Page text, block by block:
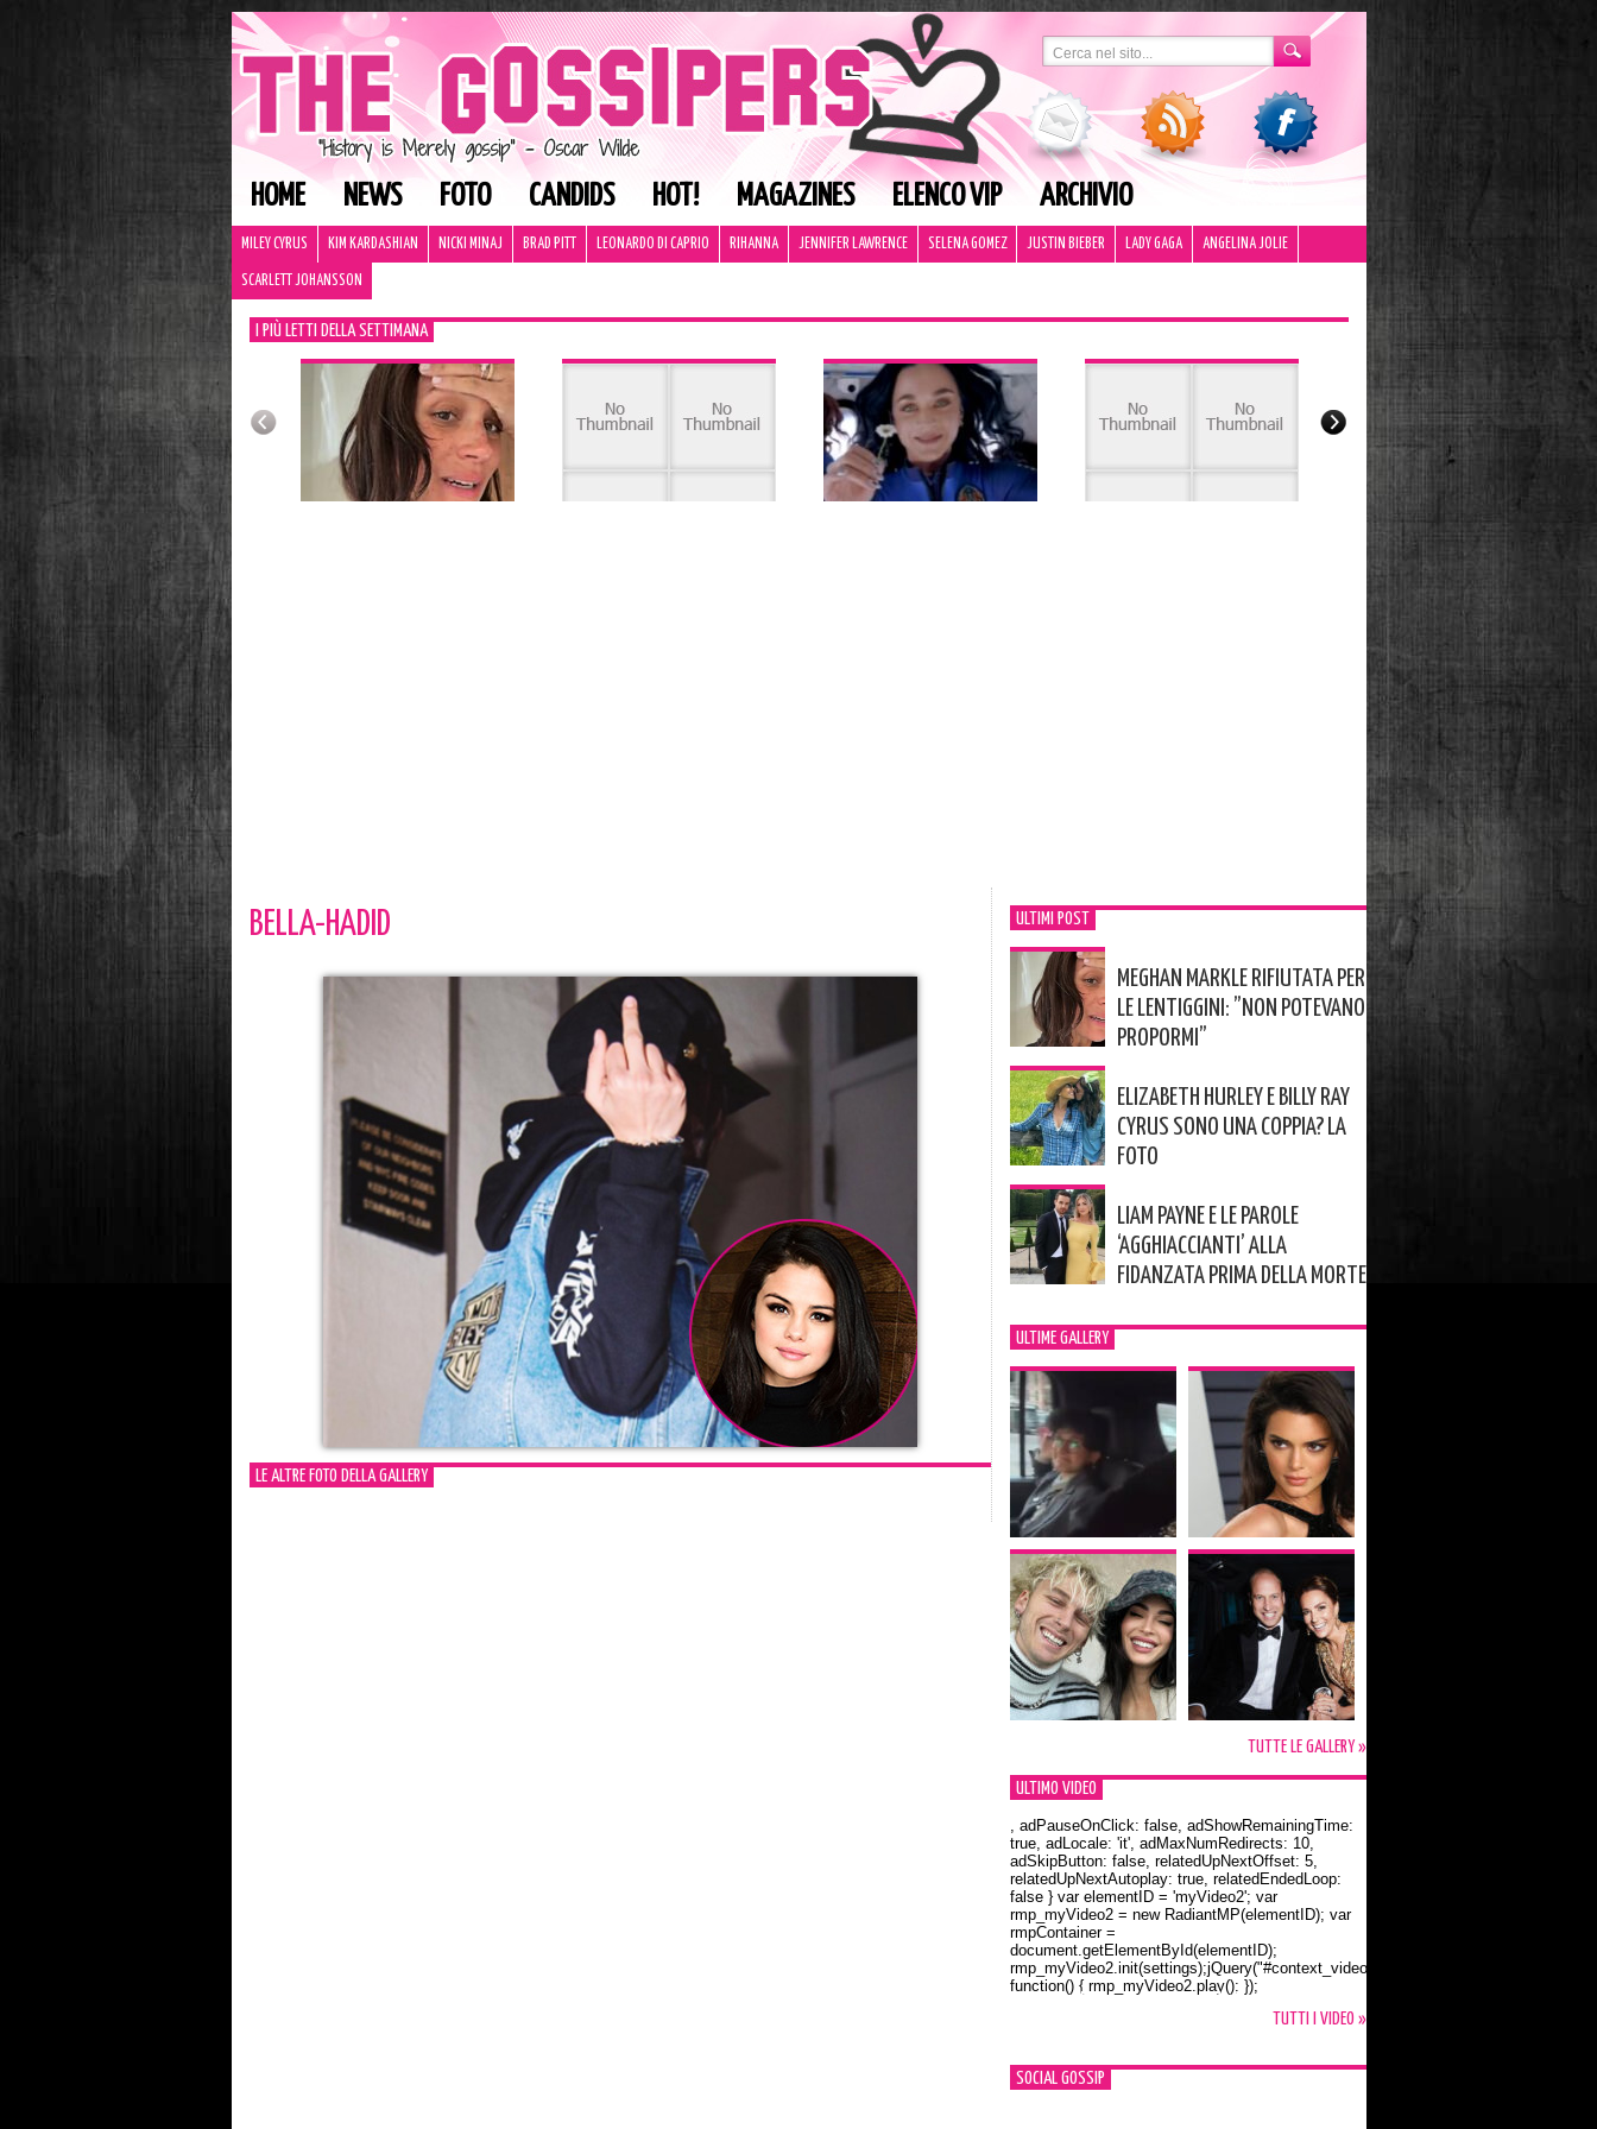
HOME NEWS FOTO CANDIDS HOT! MAGAZINES ELENCO VIP ARCHIVIO
MILEY CYRUS KIM KARDASHIAN NICKI MINAJ BRAD PITT LEONARDO DI CAPRIO RIHANNA JENNIFER LAWRENCE SELENA GOMEZ JUSTIN BIEBER LADY GAGA ANGELINA JOLIE
SCARLETT JOHANSSON
I PIÙ LETTI DELLA SETTIMANA
BELLA-HADID
LE ALTRE FOTO DELLA GALLERY
ULTIMI POST
MEGHAN MARKLE RIFIUTATA PER
LE LENTIGGINI: ”NON POTEVANO
PROPORMI”
ELIZABETH HURLEY E BILLY RAY
CYRUS SONO UNA COPPIA? LA
FOTO
LIAM PAYNE E LE PAROLE
‘AGGHIACCIANTI’ ALLA
FIDANZATA PRIMA DELLA MORTE
ULTIME GALLERY
TUTTE LE GALLERY »
ULTIMO VIDEO
Orlando Bloom e la t-shirt dedicata a Flynn
, adPauseOnClick: false, adShowRemainingTime:
true, adLocale: 'it', adMaxNumRedirects: 10,
adSkipButton: false, relatedUpNextOffset: 5,
relatedUpNextAutoplay: true, relatedEndedLoop:
false } var elementID = 'myVideo2'; var
rmp_myVideo2 = new RadiantMP(elementID); var
rmpContainer =
document.getElementById(elementID);
rmp_myVideo2.init(settings);jQuery("#context_video2").one("mouseover",
function() { rmp_myVideo2.play(); });
TUTTI I VIDEO »
SOCIAL GOSSIP